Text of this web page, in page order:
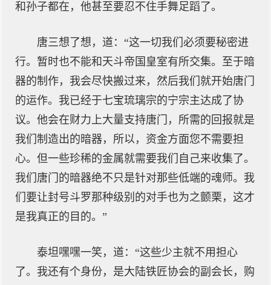
和孙子都在，他甚至要忍不住手舞足蹈了。
唐三想了想，道：“这一切我们必须要秘密进
行。暂时也不能和天斗帝国皇室有所交集。至于暗
器的制作，我会尽快搬过来，然后我们就开始唐门
的运作。我已经于七宝琉璃宗的宁宗主达成了协
议。他会在财力上大量支持唐门，所需的回报就是
我们制造出的暗器，所以，资金方面您不需要担
心。但一些珍稀的金属就需要我们自己来收集了。
我们唐门的暗器绝不只是针对那些低端的魂师。我
们要让封号斗罗那种级别的对手也为之颤栗，这才
是我真正的目的。”
泰坦嘿嘿一笑，道：“这些少主就不用担心
了。我还有个身份，是大陆铁匠协会的副会长，购